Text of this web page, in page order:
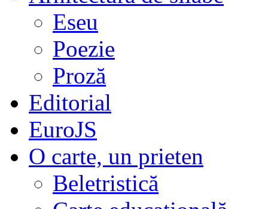
Eseu
Poezie
Proză
Editorial
EuroJS
O carte, un prieten
Beletristică